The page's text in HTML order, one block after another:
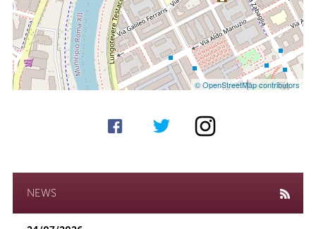
© OpenStreetMap contributors
NEWS